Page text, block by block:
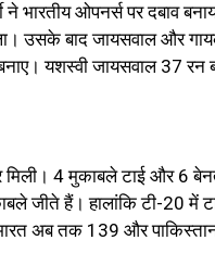
भारतीय ओपनर्स पर दबाव
उसके बाद जायसवाल और
यशस्वी जायसवाल 37
4 मुकाबले टाई और 6
जीते हैं। हालांकि टी-20
अब तक 139 और